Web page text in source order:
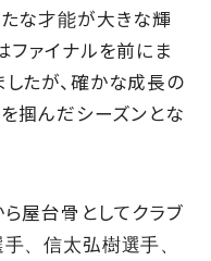
な才能が大きな輝
ファイナルを前にま
たが、確かな成長の
掴んだシーズンとな
屋台骨としてクラブ
、信太弘樹選手、